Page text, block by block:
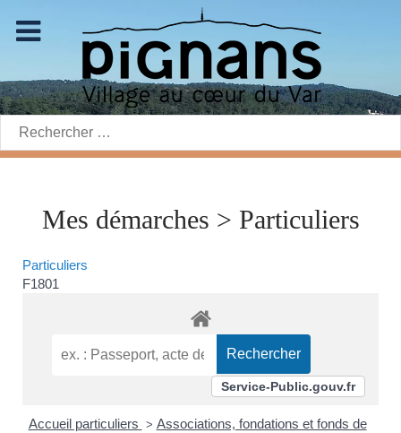
Rechercher:
Mes démarches > Particuliers
Particuliers
F1801
Service-Public.gouv.fr
Accueil particuliers > Associations, fondations et fonds de